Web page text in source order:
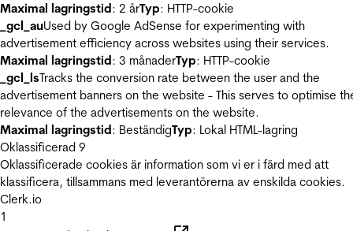
Maximal lagringstid: 2 årTyp: HTTP-cookie
_gcl_auUsed by Google AdSense for experimenting with
advertisement efficiency across websites using their services.
Maximal lagringstid: 3 månaderTyp: HTTP-cookie
_gcl_lsTracks the conversion rate between the user and the
advertisement banners on the website - This serves to optimise
relevance of the advertisements on the website.
Maximal lagringstid: BeständigTyp: Lokal HTML-lagring
Oklassificerad 9
Oklassificerade cookies är information som vi er i färd med att
klassificera, tillsammans med leverantörerna av enskilda cookies.
Clerk.io
1